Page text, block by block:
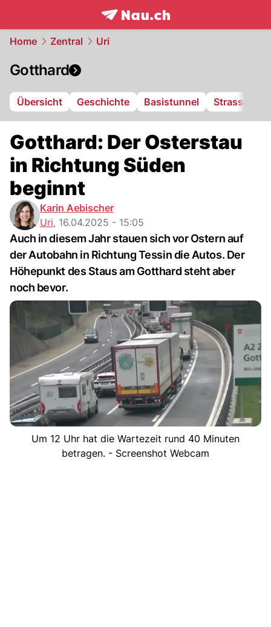
frontpage.NAU.ch
Home Zentral Uri
Gotthard
Übersicht Geschichte Basistunnel
Gotthard: Der Osterstau
in Richtung Süden
beginnt
Karin Aebischer
Uri, 16.04.2025 - 15:05
Auch in diesem Jahr stauen sich vor Ostern auf
der Autobahn in Richtung Tessin die Autos. Der
Höhepunkt des Staus am Gotthard steht aber
noch bevor.
Um 12 Uhr hat die Wartezeit rund 40 Minuten
betragen. - Screenshot Webcam